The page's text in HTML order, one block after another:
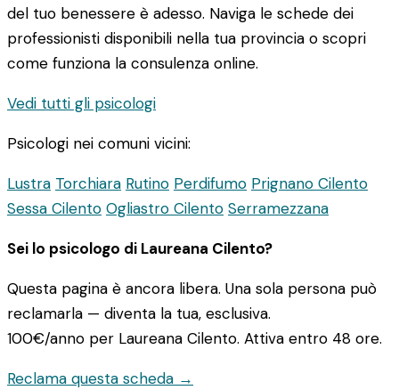
del tuo benessere è adesso. Naviga le schede dei
professionisti disponibili nella tua provincia o scopri
come funziona la consulenza online.
Vedi tutti gli psicologi
Psicologi nei comuni vicini:
Lustra Torchiara Rutino Perdifumo Prignano Cilento
Sessa Cilento Ogliastro Cilento Serramezzana
Sei lo psicologo di Laureana Cilento?
Questa pagina è ancora libera. Una sola persona può
reclamarla — diventa la tua, esclusiva.
100€/anno per Laureana Cilento. Attiva entro 48 ore.
Reclama questa scheda →